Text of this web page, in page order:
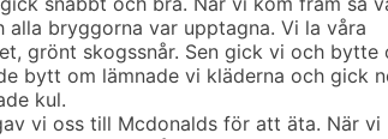
bryggorna var upptagna. Vi la våra
grönt skogssnår. Sen gick vi och bytte
bytt om lämnade vi kläderna och gick
kul.
vi oss till Mcdonalds för att äta. När vi